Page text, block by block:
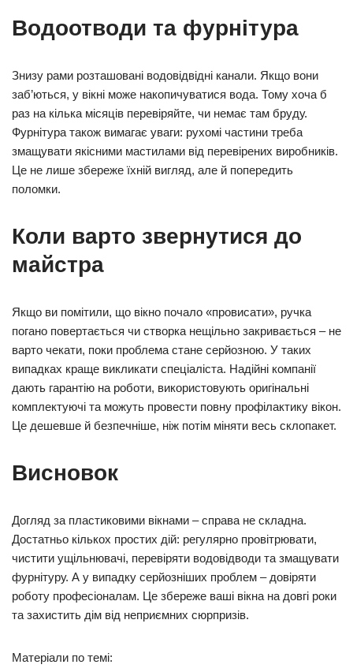
Водоотводи та фурнітура
Знизу рами розташовані водовідвідні канали. Якщо вони
заб’ються, у вікні може накопичуватися вода. Тому хоча б
раз на кілька місяців перевіряйте, чи немає там бруду.
Фурнітура також вимагає уваги: рухомі частини треба
змащувати якісними мастилами від перевірених виробників.
Це не лише збереже їхній вигляд, але й попередить
поломки.
Коли варто звернутися до
майстра
Якщо ви помітили, що вікно почало «провисати», ручка
погано повертається чи створка нещільно закривається – не
варто чекати, поки проблема стане серйозною. У таких
випадках краще викликати спеціаліста. Надійні компанії
дають гарантію на роботи, використовують оригінальні
комплектуючі та можуть провести повну профілактику вікон.
Це дешевше й безпечніше, ніж потім міняти весь склопакет.
Висновок
Догляд за пластиковими вікнами – справа не складна.
Достатньо кількох простих дій: регулярно провітрювати,
чистити ущільнювачі, перевіряти водовідводи та змащувати
фурнітуру. А у випадку серйозніших проблем – довіряти
роботу професіоналам. Це збереже ваші вікна на довгі роки
та захистить дім від неприємних сюрпризів.
Матеріали по темі: